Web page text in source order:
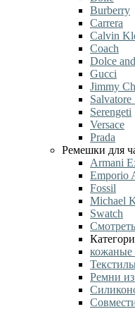
Burberry
Carrera
Calvin
Coach
Dolce
Gucci
Jimmy
Salvatore
Serengeti
Versace
Prada
Ремешки для
Armani
Emporio
Fossil
Michael
Swatch
кожаные
Ремни